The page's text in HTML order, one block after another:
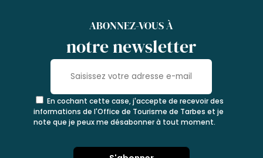
ABONNEZ-VOUS À
notre newsletter
En cochant cette case, j'accepte de recevoir des
informations de l'Office de Tourisme de Tarbes et je
note que je peux me désabonner à tout moment.